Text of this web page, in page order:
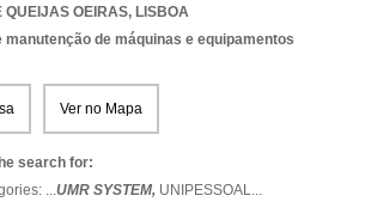
QUEIJAS OEIRAS, LISBOA
manutenção de máquinas e equipamentos
Ver no Mapa
search for:
...UMR SYSTEM, UNIPESSOAL...